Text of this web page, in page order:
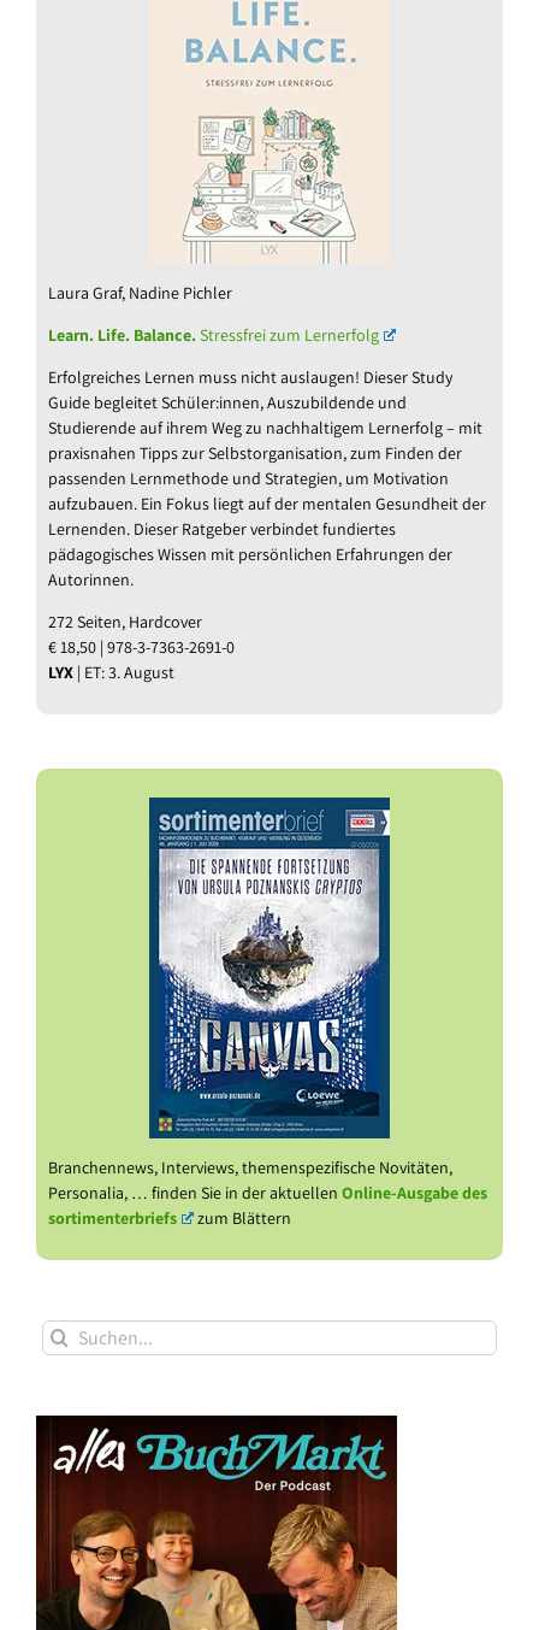
Laura Graf, Nadine Pichler
Learn. Life. Balance.Stressfrei zum Lernerfolg
Erfolgreiches Lernen muss nicht auslaugen! Dieser Study
Guide begleitet Schüler:innen, Auszubildende und
Studierende auf ihrem Weg zu nachhaltigem Lernerfolg – mit
praxisnahen Tipps zur Selbstorganisation, zum Finden der
passenden Lernmethode und Strategien, um Motivation
aufzubauen. Ein Fokus liegt auf der mentalen Gesundheit der
Lernenden. Dieser Ratgeber verbindet fundiertes
pädagogisches Wissen mit persönlichen Erfahrungen der
Autorinnen.
272 Seiten, Hardcover
€ 18,50 | 978-3-7363-2691-0
LYX | ET: 3. August
Branchennews, Interviews, themenspezifische Novitäten,
Personalia, … finden Sie in der aktuellen Online-Ausgabe des
sortimenterbriefs
zum Blättern
Suche
nach: